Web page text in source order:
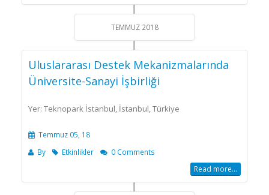
TEMMUZ 2018
Uluslararası Destek Mekanizmalarında
Üniversite-Sanayi İşbirliği
Yer: Teknopark İstanbul, İstanbul, Türkiye
Temmuz 05, 18
By
Etkinlikler 0 Comments
Read more...